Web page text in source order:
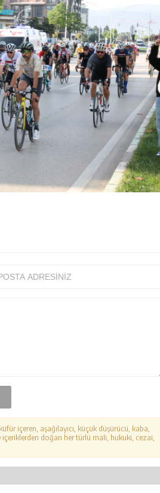
içeren, aşağılayıcı, küçük düşürücü, kaba,
doğan her türlü mali, hukuki, cezai,